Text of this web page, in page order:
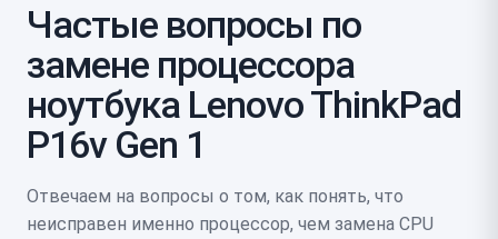
Частые вопросы по
замене процессора
ноутбука Lenovo ThinkPad
P16v Gen 1
Отвечаем на вопросы о том, как понять, что
неисправен именно процессор, чем замена CPU